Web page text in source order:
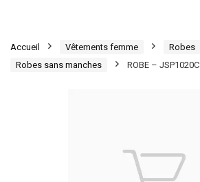
Accueil Vêtements femme
Robes
Robes sans manches
ROBE – JSP1020C